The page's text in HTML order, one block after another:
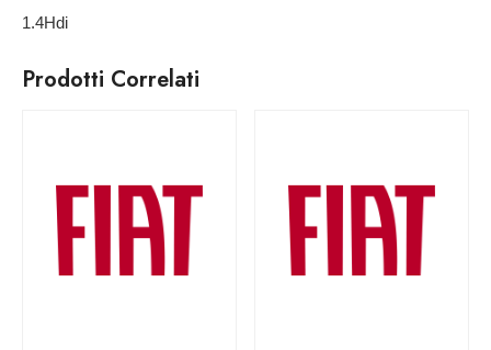
1.4Hdi
Prodotti Correlati